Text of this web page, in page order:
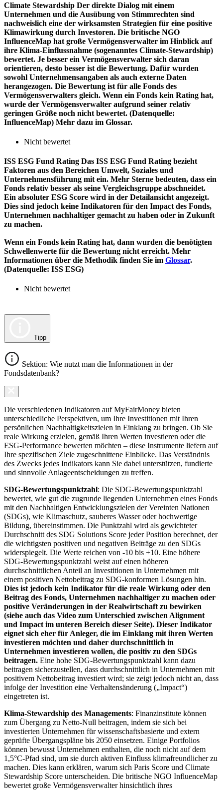
Climate Stewardship Der direkte Dialog mit einem
Unternehmen und die Ausübung von Stimmrechten sind
nachweislich eine der wirksamsten Strategien für eine positive
Klimawirkung durch Investoren. Die britische NGO
InfluenceMap hat große Vermögensverwalter im Hinblick auf
ihre Klima-Einflussnahme (sogenanntes Climate-Stewardship)
bewertet. Je besser ein Vermögensverwalter sich daran
orientieren, desto besser ist die Bewertung. Dafür wurden
sowohl Unternehmensangaben als auch externe Daten
herangezogen. Die Bewertung ist für alle Fonds des
Vermögensverwalters gleich. Wenn ein Fonds kein Rating hat,
wurde der Vermögensverwalter aufgrund seiner relativ
geringen Größe noch nicht bewertet. (Datenquelle:
InfluenceMap) Mehr dazu im Glossar.
Nicht bewertet
ISS ESG Fund Rating Das ISS ESG Fund Rating bezieht
Faktoren aus den Bereichen Umwelt, Soziales und
Unternehmensführung mit ein. Mehr Sterne bedeuten, dass ein
Fonds relativ besser als seine Vergleichsgruppe abschneidet.
Ein absoluter ESG Score wird in der Detailansicht angezeigt.
Dies sind jedoch keine Indikatoren für den Impact des Fonds,
Unternehmen nachhaltiger gemacht zu haben oder in Zukunft
zu machen.
Wenn ein Fonds kein Rating hat, dann wurden die benötigten
Schwellenwerte für die Bewertung nicht erreicht. Mehr
Informationen über die Methodik finden Sie im Glossar.
(Datenquelle: ISS ESG)
Nicht bewertet
Tipp
Sektion: Wie nutzt man die Informationen in der
Fondsdatenbank?
Die verschiedenen Indikatoren auf MyFairMoney bieten
unterschiedliche Perspektiven, um Ihre Investitionen mit Ihren
persönlichen Nachhaltigkeitszielen in Einklang zu bringen. Ob Sie
reale Wirkung erzielen, gemäß Ihren Werten investieren oder die
ESG-Performance bewerten möchten – diese Instrumente liefern auf
Ihre spezifischen Ziele zugeschnittene Einblicke. Das Verständnis
des Zwecks jedes Indikators kann Sie dabei unterstützen, fundierte
und sinnvolle Anlageentscheidungen zu treffen.
SDG-Bewertungspunktzahl: Die SDG-Bewertungspunktzahl
bewertet, wie gut die zugrunde liegenden Unternehmen eines Fonds
mit den Nachhaltigen Entwicklungszielen der Vereinten Nationen
(SDGs), wie Klimaschutz, sauberes Wasser oder hochwertige
Bildung, übereinstimmen. Die Punktzahl wird als gewichteter
Durchschnitt des SDG Solutions Score jeder Position berechnet, der
die wichtigsten positiven und negativen Beiträge zu den SDGs
widerspiegelt. Die Werte reichen von -10 bis +10. Eine höhere
SDG-Bewertungspunktzahl weist auf einen höheren
durchschnittlichen Anteil an Investitionen in Unternehmen mit
einem positiven Nettobeitrag zu SDG-konformen Lösungen hin.
Dies ist jedoch kein Indikator für die reale Wirkung oder den
Beitrag des Fonds, Unternehmen nachhaltiger zu machen oder
positive Veränderungen in der Realwirtschaft zu bewirken
(siehe auch das Video zum Unterschied zwischen Alignment
und Impact im unteren Bereich dieser Seite). Dieser Indikator
eignet sich eher für Anleger, die im Einklang mit ihren Werten
investieren möchten und daher durchschnittlich in
Unternehmen investieren wollen, die positiv zu den SDGs
beitragen. Eine hohe SDG-Bewertungspunktzahl kann dazu
beitragen sicherzustellen, dass durchschnittlich in Unternehmen mit
positivem Nettobeitrag investiert wird; sie zeigt jedoch nicht an, dass
infolge der Investition eine Verhaltensänderung („Impact“)
eingetreten ist.
Klima-Stewardship des Managements: Finanzinstitute können
zum Übergang zu Netto-Null beitragen, indem sie sich bei
investierten Unternehmen für wissenschaftsbasierte und extern
geprüfte Übergangspläne bis 2050 einsetzen. Einige Portfolios
können bewusst Unternehmen enthalten, die noch nicht auf dem
1,5°C-Pfad sind, um sie durch aktiven Einfluss klimafreundlicher zu
machen. Dies kann erklären, warum sich Paris Score und Climate
Stewardship Score unterscheiden. Die britische NGO InfluenceMap
bewertet große Vermögensverwalter hinsichtlich ihres